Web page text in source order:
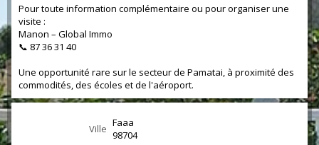
Pour toute information complémentaire ou pour organiser une
visite :
Manon – Global Immo
📞 87 36 31 40
Une opportunité rare sur le secteur de Pamatai, à proximité des
commodités, des écoles et de l'aéroport.
Ville Faaa
98704